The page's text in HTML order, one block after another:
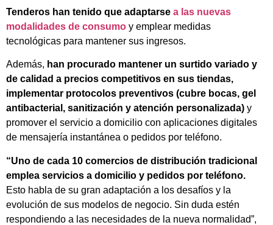
Tenderos han tenido que adaptarse a las nuevas
modalidades de consumo y emplear medidas
tecnológicas para mantener sus ingresos.
Además, han procurado mantener un surtido variado y
de calidad a precios competitivos en sus tiendas,
implementar protocolos preventivos (cubre bocas, gel
antibacterial, sanitización y atención personalizada) y
promover el servicio a domicilio con aplicaciones digitales
de mensajería instantánea o pedidos por teléfono.
“Uno de cada 10 comercios de distribución tradicional
emplea servicios a domicilio y pedidos por teléfono.
Esto habla de su gran adaptación a los desafíos y la
evolución de sus modelos de negocio. Sin duda estén
respondiendo a las necesidades de la nueva normalidad”,